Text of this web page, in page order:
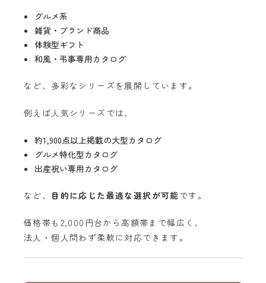
グルメ系
雑貨・ブランド商品
体験型ギフト
和風・弔事専用カタログ
など、多彩なシリーズを展開しています。
例えば人気シリーズでは、
約1,900点以上掲載の大型カタログ
グルメ特化型カタログ
出産祝い専用カタログ
など、 目的に応じた最適な選択が可能です。
価格帯も2,000円台から高額帯まで幅広く、
法人・個人問わず柔軟に対応できます。